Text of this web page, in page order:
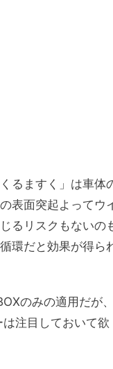
るますく」は車体
表面突起よってウ
るリスクもないの
環だと効果が得ら
のみの適用だが
注目しておいて欲